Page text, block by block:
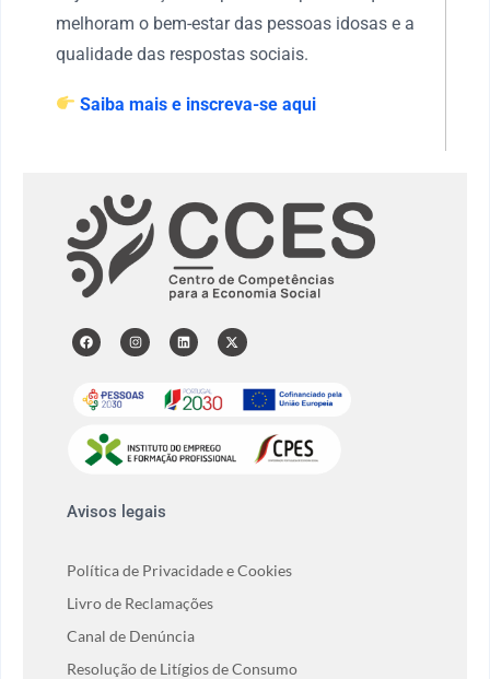
melhoram o bem-estar das pessoas idosas e a
qualidade das respostas sociais.
Saiba mais e inscreva-se aqui
Avisos legais
Política de Privacidade e Cookies
Livro de Reclamações
Canal de Denúncia
Resolução de Litígios de Consumo